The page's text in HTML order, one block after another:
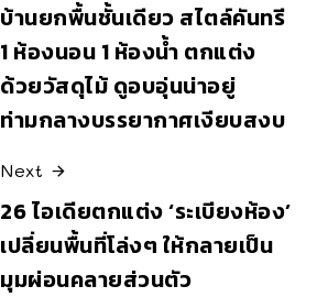
บ้านยกพื้นชั้นเดียว สไตล์คันทรี
1 ห้องนอน 1 ห้องน้ำ ตกแต่ง
ด้วยวัสดุไม้ ดูอบอุ่นน่าอยู่
ท่ามกลางบรรยากาศเงียบสงบ
Next
26 ไอเดียตกแต่ง ‘ระเบียงห้อง’
เปลี่ยนพื้นที่โล่งๆ ให้กลายเป็น
มุมผ่อนคลายส่วนตัว